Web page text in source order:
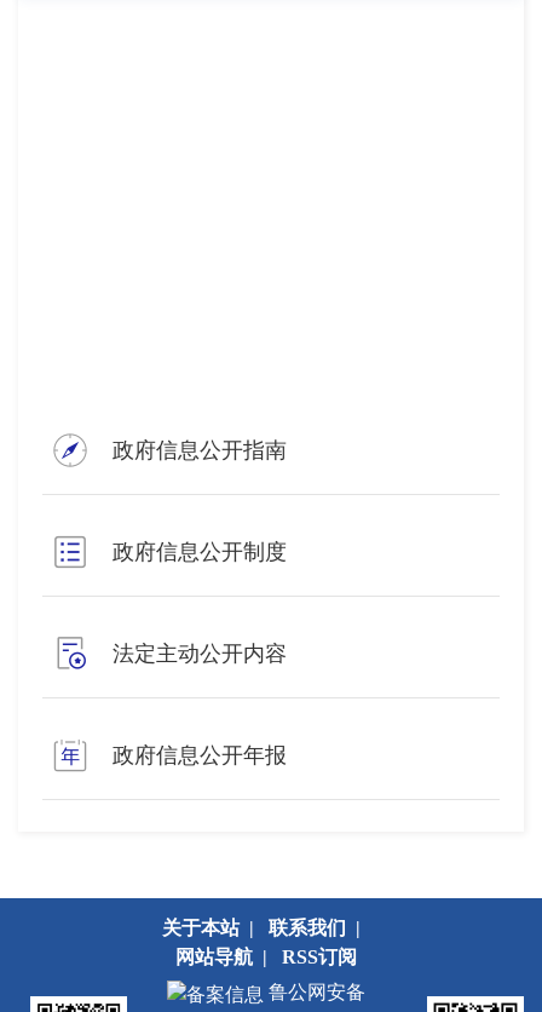
政府信息公开指南
政府信息公开制度
法定主动公开内容
政府信息公开年报
关于本站 | 联系我们
|
网站导航 |
RSS订阅
鲁公网安备